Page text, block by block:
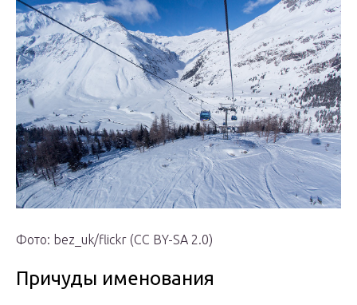
Фото: bez_uk/flickr (CC BY-SA 2.0)
Причуды именования